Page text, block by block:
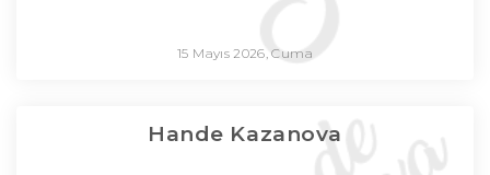
15 Mayıs 2026, Cuma
Hande Kazanova